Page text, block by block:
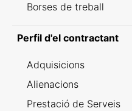
Borses de treball
Perfil d'el contractant
Adquisicions
Alienacions
Prestació de Serveis